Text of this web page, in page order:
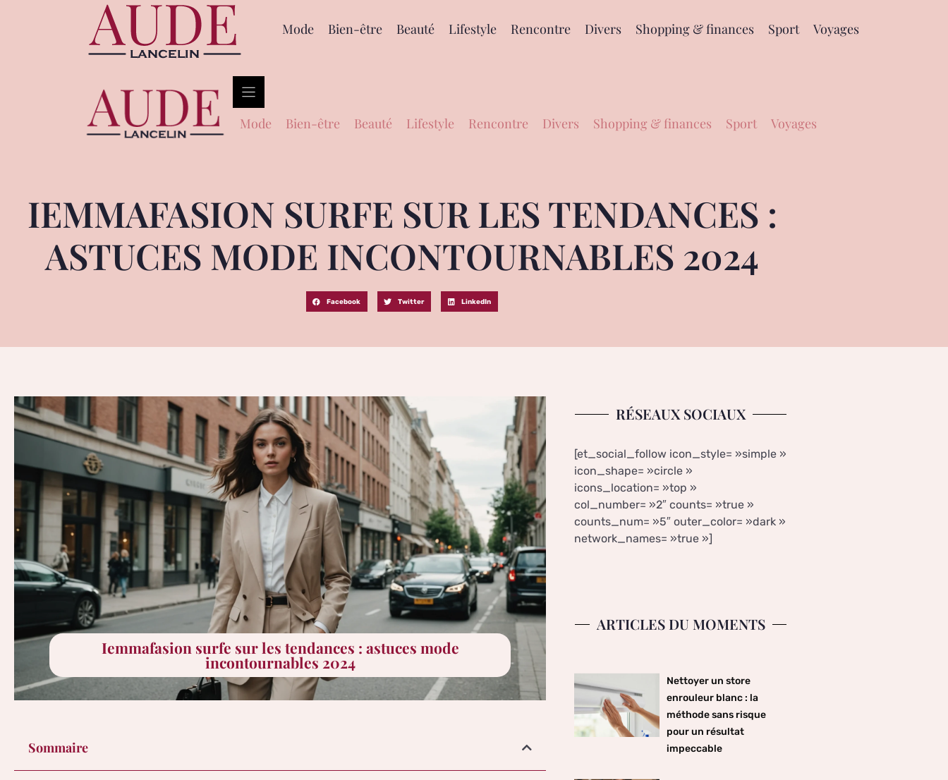
Mode Bien-être Beauté Lifestyle Rencontre Divers Shopping & finances Sport Voyages
Mode Bien-être Beauté Lifestyle Rencontre Divers Shopping & finances Sport Voyages
IEMMAFASION SURFE SUR LES TENDANCES :
ASTUCES MODE INCONTOURNABLES 2024
Facebook Twitter LinkedIn
Iemmafasion surfe sur les tendances : astuces mode
incontournables 2024
Sommaire
RÉSEAUX SOCIAUX
[et_social_follow icon_style= »simple »
icon_shape= »circle »
icons_location= »top »
col_number= »2″ counts= »true »
counts_num= »5″ outer_color= »dark »
network_names= »true »]
ARTICLES DU MOMENTS
Nettoyer un store
enrouleur blanc : la
méthode sans risque
pour un résultat
impeccable